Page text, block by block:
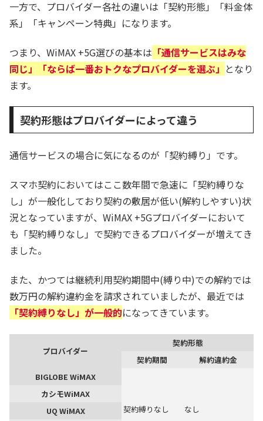
一方で、プロバイダー各社の違いは「契約形態」「料金体
系」「キャンペーン特典」になります。
つまり、WiMAX +5G選びの基本は 「通信サービスはみな
同じ」「ならば一番おトクなプロバイダーを選ぶ」 となり
ます。
契約形態はプロバイダーによって違う
通信サービスの場合に気になるのが「契約縛り」です。
スマホ契約においてはここ数年間で急速に「契約縛りな
し」が一般化しており契約の敷居が低い(解約しやすい)状
況となっていますが、WiMAX +5Gプロバイダーにおいて
も「契約縛りなし」で契約できるプロバイダーが増えてき
ました。
また、かつては継続利用契約期間中(縛り中)での解約では
数万円の解約違約金を請求されていましたが、最近では
「契約縛りなし」が一般的になってきています。
プロバイダー
契約形態
契約期間
解約違約金
BIGLOBE WiMAX
契約縛りなし なし
カシモWiMAX
UQ WiMAX